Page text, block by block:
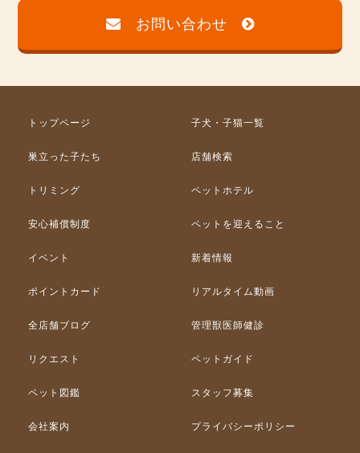
お問い合わせ
トップページ 子犬・子猫一覧
巣立った子たち 店舗検索
トリミング ペットホテル
安心補償制度 ペットを迎えること
イベント 新着情報
ポイントカード リアルタイム動画
全店舗ブログ 管理獣医師健診
リクエスト ペットガイド
ペット図鑑 スタッフ募集
会社案内 プライバシーポリシー